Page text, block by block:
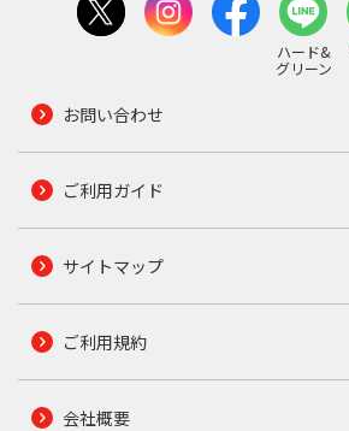
ハード&
グリーン
お問い合わせ
ご利用ガイド
サイトマップ
ご利用規約
会社概要